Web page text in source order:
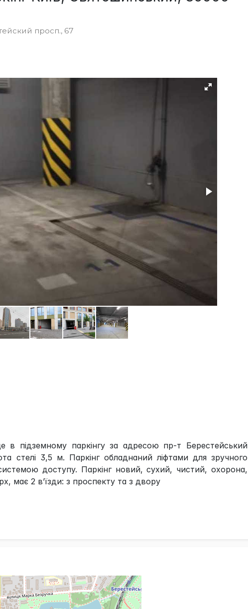
просп., 67
підземному паркінгу за адресою пр-т Берестейський
стелі 3,5 м. Паркінг обладнаний ліфтами для зручного
доступу. Паркінг новий, сухий, чистий, охорона,
має 2 в’їзди: з проспекту та з двору